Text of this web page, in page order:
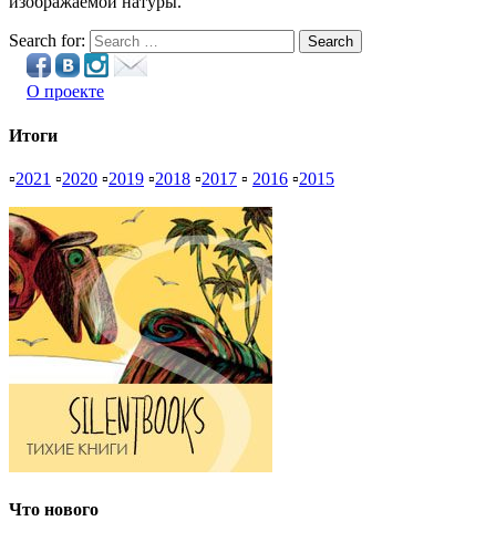
Search for: Search
О проекте
Итоги
▫2021 ▫2020 ▫2019 ▫2018 ▫2017 ▫ 2016 ▫2015
Что нового